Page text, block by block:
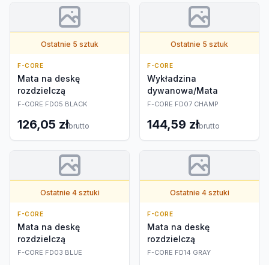
Ostatnie 5 sztuk
F-CORE
Mata na deskę
rozdzielczą
F-CORE FD05 BLACK
126,05 złbrutto
Ostatnie 5 sztuk
F-CORE
Wykładzina
dywanowa/Mata
F-CORE FD07 CHAMP
144,59 złbrutto
Ostatnie 4 sztuki
F-CORE
Mata na deskę
rozdzielczą
F-CORE FD03 BLUE
Ostatnie 4 sztuki
F-CORE
Mata na deskę
rozdzielczą
F-CORE FD14 GRAY